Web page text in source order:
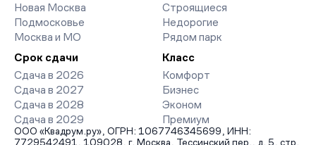
Новая Москва
Подмосковье
Москва и МО
Строящиеся
Недорогие
Рядом парк
Срок сдачи
Сдача в 2026
Сдача в 2027
Сдача в 2028
Сдача в 2029
Класс
Комфорт
Бизнес
Эконом
Премиум
ООО «Квадрум.ру», ОГРН: 1067746345699, ИНН:
7729542491, 109028, г. Москва, Тессинский пер., д. 5, стр.